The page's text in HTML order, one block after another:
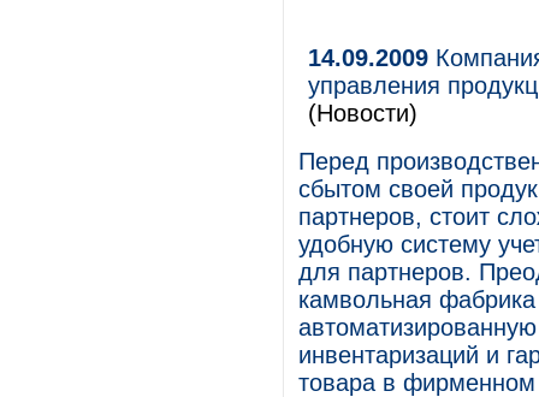
14.09.2009
управления
(Новости)
Перед
сбытом своей
партнеров, стоит
удобную систему
для партнеров.
камвольная
инвентаризаций и
товара в фирменном